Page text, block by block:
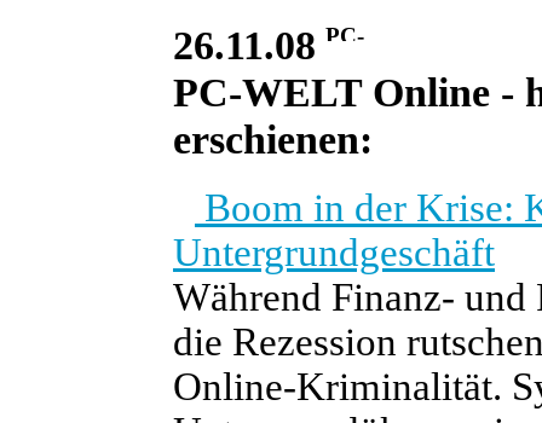
26.11.08
PC-WELT Online -
erschienen:
Boom in der Krise:
Untergrundgeschäft
Während Finanz-
die Rezession
Online-Kriminalität.